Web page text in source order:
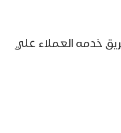
العملاء علي